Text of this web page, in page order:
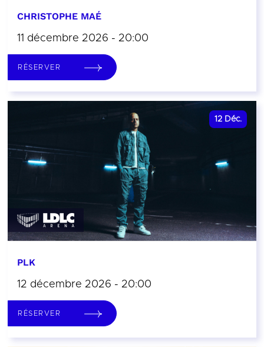
CHRISTOPHE MAÉ
11 décembre 2026 - 20:00
RÉSERVER
12 Déc.
PLK
12 décembre 2026 - 20:00
RÉSERVER